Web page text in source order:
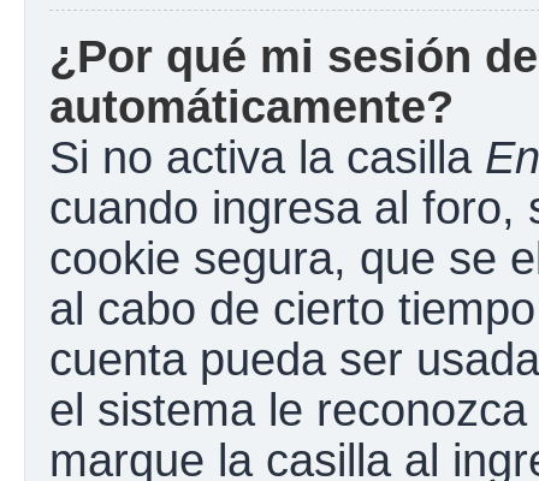
¿Por qué mi sesión
automáticamente?
Si no activa la casilla
cuando ingresa al foro,
cookie segura, que se
al cabo de cierto
cuenta pueda ser
el sistema le
marque la casilla al